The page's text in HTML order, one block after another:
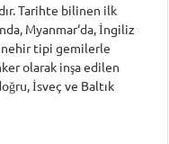
Falay Vefat Etti
“Ortak Yüksek Lisans
Zaferi Videosu
Tarihte bilinen ilk
Myanmar‘da, İngiliz
nehir tipi gemilerle
olarak inşa edilen
İsveç ve Baltık